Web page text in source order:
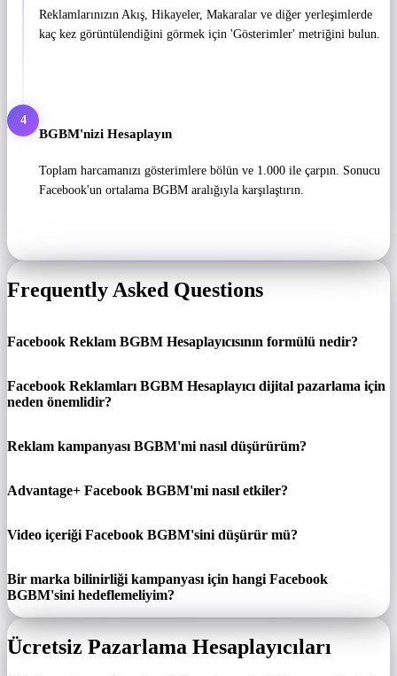
Reklamlarınızın Akış, Hikayeler, Makaralar ve diğer yerleşimlerde
kaç kez görüntülendiğini görmek için 'Gösterimler' metriğini bulun.
4
BGBM'nizi Hesaplayın
Toplam harcamanızı gösterimlere bölün ve 1.000 ile çarpın. Sonucu
Facebook'un ortalama BGBM aralığıyla karşılaştırın.
Frequently Asked Questions
Facebook Reklam BGBM Hesaplayıcısının formülü nedir?
Facebook Reklamları BGBM Hesaplayıcı dijital pazarlama için
neden önemlidir?
Reklam kampanyası BGBM'mi nasıl düşürürüm?
Advantage+ Facebook BGBM'mi nasıl etkiler?
Video içeriği Facebook BGBM'sini düşürür mü?
Bir marka bilinirliği kampanyası için hangi Facebook
BGBM'sini hedeflemeliyim?
Ücretsiz Pazarlama Hesaplayıcıları